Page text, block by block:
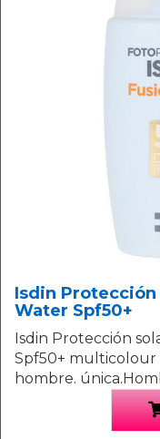
Isdin
Water Spf50+
Isdin Protección
Spf50+ multicolour
hombre.